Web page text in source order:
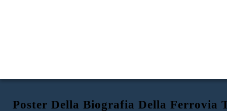
Poster Della Biografia Della Ferrovia